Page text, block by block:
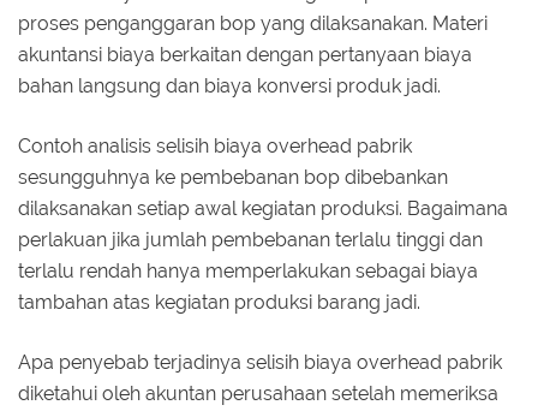
proses penganggaran bop yang dilaksanakan. Materi
akuntansi biaya berkaitan dengan pertanyaan biaya
bahan langsung dan biaya konversi produk jadi.
Contoh analisis selisih biaya overhead pabrik
sesungguhnya ke pembebanan bop dibebankan
dilaksanakan setiap awal kegiatan produksi. Bagaimana
perlakuan jika jumlah pembebanan terlalu tinggi dan
terlalu rendah hanya memperlakukan sebagai biaya
tambahan atas kegiatan produksi barang jadi.
Apa penyebab terjadinya selisih biaya overhead pabrik
diketahui oleh akuntan perusahaan setelah memeriksa